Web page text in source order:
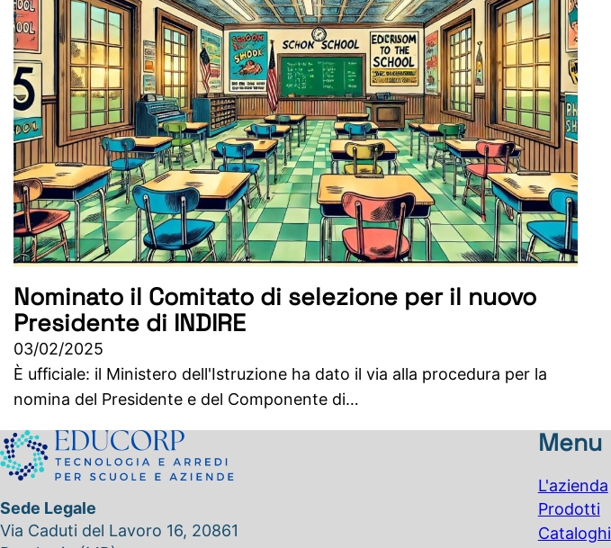
Nominato il Comitato di selezione per il nuovo
Presidente di INDIRE
03/02/2025
È ufficiale: il Ministero dell'Istruzione ha dato il via alla procedura per la
nomina del Presidente e del Componente di…
Sede Legale
Via Caduti del Lavoro 16, 20861
Menu
L'azienda
Prodotti
Cataloghi